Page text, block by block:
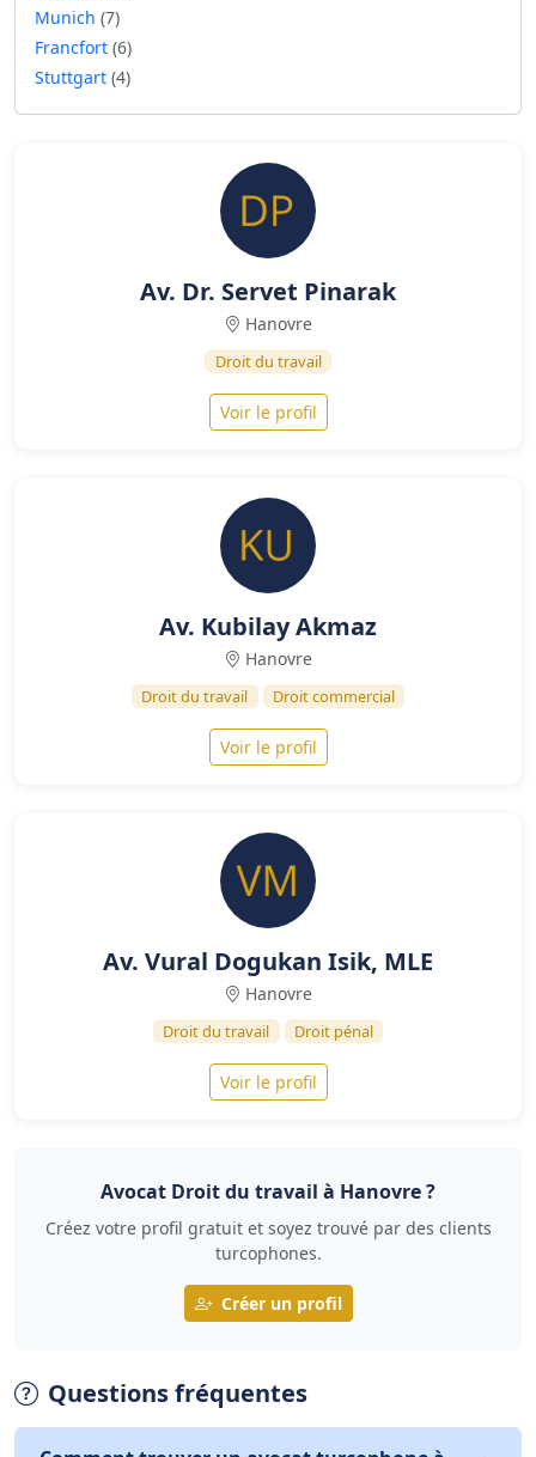
Munich (7)
Francfort (6)
Stuttgart (4)
Av. Dr. Servet Pinarak
Hanovre
Droit du travail
Voir le profil
Av. Kubilay Akmaz
Hanovre
Droit du travail Droit commercial
Voir le profil
Av. Vural Dogukan Isik, MLE
Hanovre
Droit du travail Droit pénal
Voir le profil
Avocat Droit du travail à Hanovre ?
Créez votre profil gratuit et soyez trouvé par des clients
turcophones.
Créer un profil
Questions fréquentes